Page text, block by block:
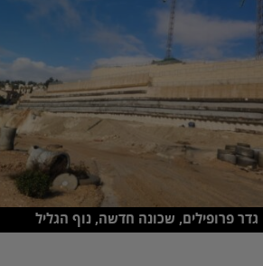
גדר פרופילים, שכונה חדשה, נוף הגליל